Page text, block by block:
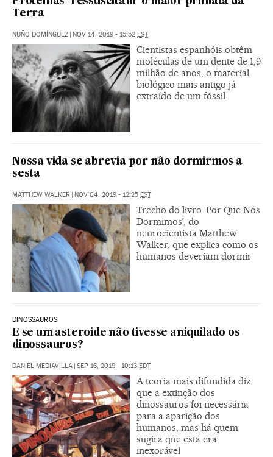
Terra
NUÑO DOMÍNGUEZ | NOV 14, 2019 - 15:52 EST
Cientistas espanhóis obtêm
moléculas de um dente de 1,9
milhão de anos, o material
biológico mais antigo já
extraído de um fóssil
Nossa vida se abrevia por não dormirmos a
sesta
MATTHEW WALKER | NOV 04, 2019 - 12:25 EST
Trecho do livro ‘Por Que Nós
Dormimos’, do
neurocientista Matthew
Walker, que explica como os
humanos deveriam dormir
DINOSSAUROS
E se um asteroide não tivesse aniquilado os
dinossauros?
DANIEL MEDIAVILLA | SEP 16, 2019 - 10:13 EDT
A teoria mais difundida diz
que a extinção dos
dinossauros foi necessária
para a aparição dos
humanos, mas há quem
sugira que esta era
inexorável